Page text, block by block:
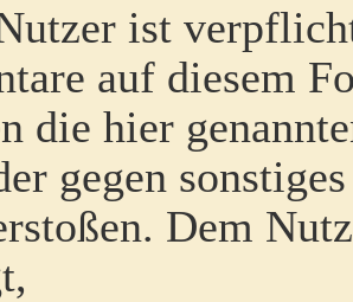
ist
auf diesem
die hier
gegen
Dem